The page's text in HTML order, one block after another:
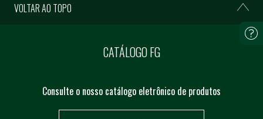
VOLTAR AO TOPO
CATÁLOGO FG
Consulte o nosso catálogo eletrônico de produtos